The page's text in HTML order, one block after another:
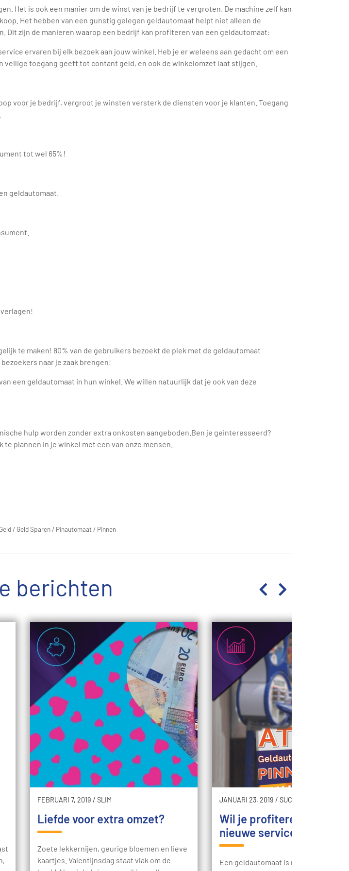
Het is ook een manier om de winst van je bedrijf te vergroten. De machine zelf kan
Het hebben van een gunstig gelegen geldautomaat helpt niet alleen de
Dit zijn de manieren waarop een bedrijf kan profiteren van een geldautomaat:
ervaren bij elk bezoek aan jouw winkel. Heb je er weleens aan gedacht om een
toegang geeft tot contant geld, en ook de winkelomzet laat stijgen.
voor je bedrijf, vergroot je winsten versterk de diensten voor je klanten. Toegang
tot wel 65%!
geldautomaat.
te maken! 80% van de gebruikers bezoekt de plek met de geldautomaat
naar je zaak brengen!
een geldautomaat in hun winkel. We willen natuurlijk dat je ook van deze
hulp worden zonder extra onkosten aangeboden.Ben je geinteresseerd?
plannen in je winkel met een van onze mensen.
/ Geld Sparen / Pinautomaat / Pinnen
berichten
FEBRUARI 7, 2019 / SLIM
Liefde voor extra omzet?
Zoete lekkernijen, geurige bloemen en lieve
kaartjes. Valentijnsdag staat vlak om de
JANUARI 23, 2019 / SUCCES
Wil je profiteren van een
nieuwe service in je
Een geldautomaat is meer dan een